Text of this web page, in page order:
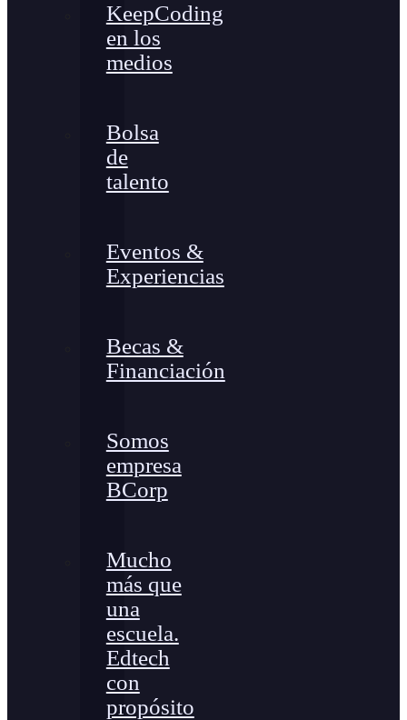
KeepCoding
en los
medios
Bolsa
de
talento
Eventos &
Experiencias
Becas &
Financiación
Somos
empresa
BCorp
Mucho
más que
una
escuela.
Edtech
con
propósito